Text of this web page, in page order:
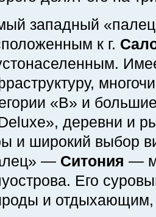
западный
к г.
«B» и
деревни и
и широкий выбор
— Ситония —
Его
и отдыхающим,